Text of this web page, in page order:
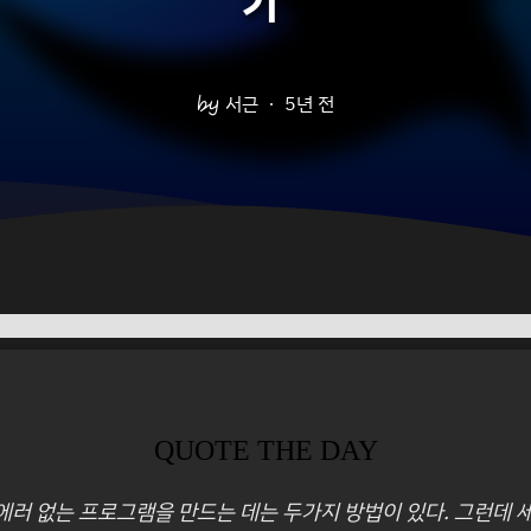
서근 5년 전
QUOTE THE DAY
러 없는 프로그램을 만드는 데는 두가지 방법이 있다. 그런데